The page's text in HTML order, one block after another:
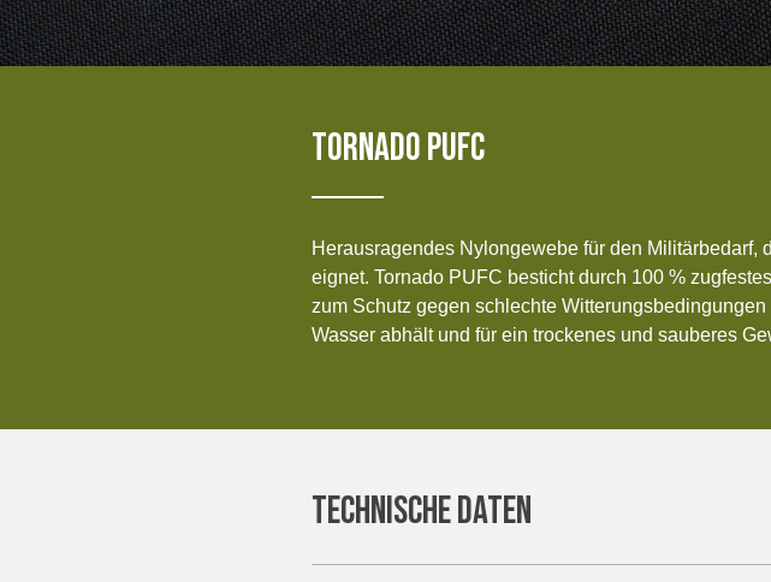
Products
ICELAND, NORWAY &
SWEDEN
IRELAND & REPUBLIC
OF IRELAND
TORNADO PUFC
Herausragendes Nylongewebe für den Militärbedarf,
eignet. Tornado PUFC besticht durch 100 %
zum Schutz gegen schlechte
Wasser abhält und für ein trockenes und sauberes
TECHNISCHE DATEN